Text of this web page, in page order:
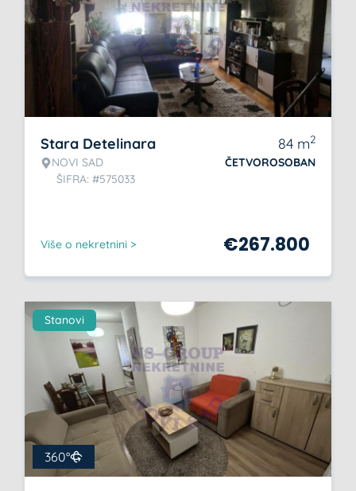
Stara Detelinara
NOVI SAD
ŠIFRA: #575033
84 m2
ČETVOROSOBAN
Više o nekretnini > €267.800
Stanovi
360°